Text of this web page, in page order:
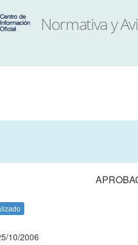
10/2006